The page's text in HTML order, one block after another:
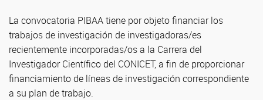
La convocatoria PIBAA tiene por objeto financiar los
trabajos de investigación de investigadoras/es
recientemente incorporadas/os a la Carrera del
Investigador Científico del CONICET, a fin de proporcionar
financiamiento de líneas de investigación correspondiente
a su plan de trabajo.